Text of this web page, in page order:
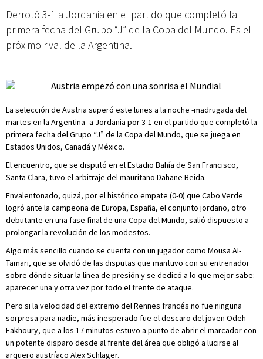
Derrotó 3-1 a Jordania en el partido que completó la
primera fecha del Grupo “J” de la Copa del Mundo. Es el
próximo rival de la Argentina.
La selección de Austria superó este lunes a la noche -madrugada del
martes en la Argentina- a Jordania por 3-1 en el partido que completó la
primera fecha del Grupo “J” de la Copa del Mundo, que se juega en
Estados Unidos, Canadá y México.
El encuentro, que se disputó en el Estadio Bahía de San Francisco,
Santa Clara, tuvo el arbitraje del mauritano Dahane Beida.
Envalentonado, quizá, por el histórico empate (0-0) que Cabo Verde
logró ante la campeona de Europa, España, el conjunto jordano, otro
debutante en una fase final de una Copa del Mundo, salió dispuesto a
prolongar la revolución de los modestos.
Algo más sencillo cuando se cuenta con un jugador como Mousa Al-
Tamari, que se olvidó de las disputas que mantuvo con su entrenador
sobre dónde situar la línea de presión y se dedicó a lo que mejor sabe:
aparecer una y otra vez por todo el frente de ataque.
Pero si la velocidad del extremo del Rennes francés no fue ninguna
sorpresa para nadie, más inesperado fue el descaro del joven Odeh
Fakhoury, que a los 17 minutos estuvo a punto de abrir el marcador con
un potente disparo desde al frente del área que obligó a lucirse al
arquero austríaco Alex Schlager.